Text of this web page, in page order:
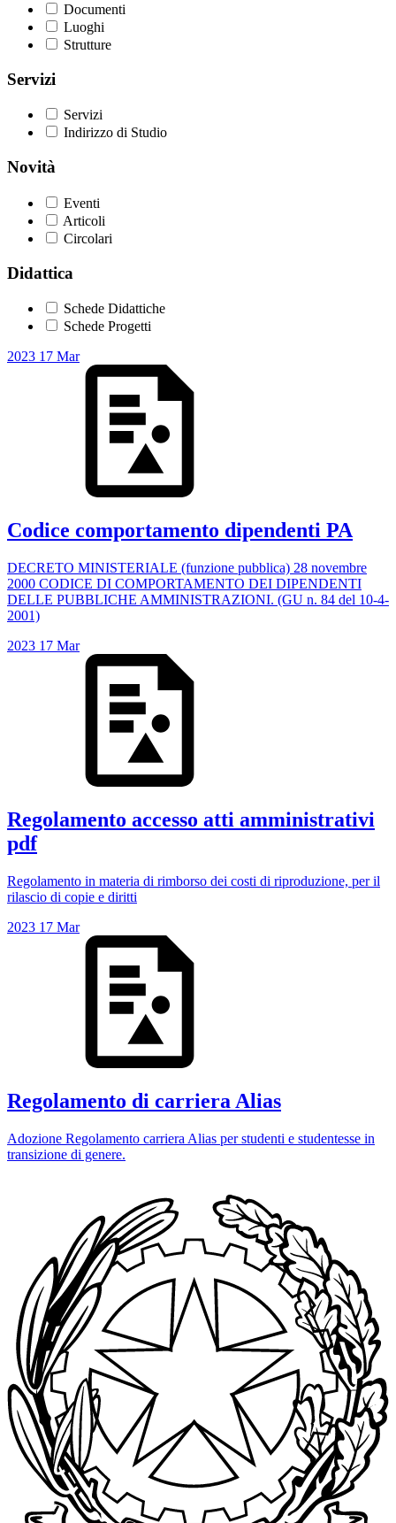
Documenti
Luoghi
Strutture
Servizi
Servizi
Indirizzo di Studio
Novità
Eventi
Articoli
Circolari
Didattica
Schede Didattiche
Schede Progetti
2023 17 Mar
Codice comportamento dipendenti PA
DECRETO MINISTERIALE (funzione pubblica) 28 novembre
2000 CODICE DI COMPORTAMENTO DEI DIPENDENTI
DELLE PUBBLICHE AMMINISTRAZIONI. (GU n. 84 del 10-4-
2001)
2023 17 Mar
Regolamento accesso atti amministrativi
pdf
Regolamento in materia di rimborso dei costi di riproduzione, per il
rilascio di copie e diritti
2023 17 Mar
Regolamento di carriera Alias
Adozione Regolamento carriera Alias per studenti e studentesse in
transizione di genere.